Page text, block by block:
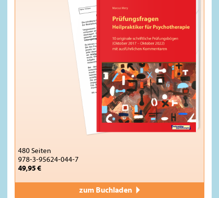
480 Seiten
978-3-95624-044-7
49,95 €
zum Buchladen